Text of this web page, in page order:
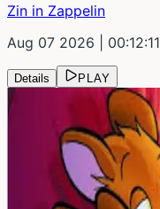
Zin in Zappelin
Aug 07 2026 | 00:12:11
Details PLAY